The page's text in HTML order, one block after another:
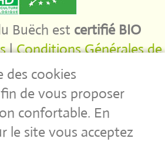
Buëch est certifié BIO
|Conditions Générales de
des données
- Les Jardins du Buëch -
des cookies
de vous proposer
confortable. En
le site vous acceptez